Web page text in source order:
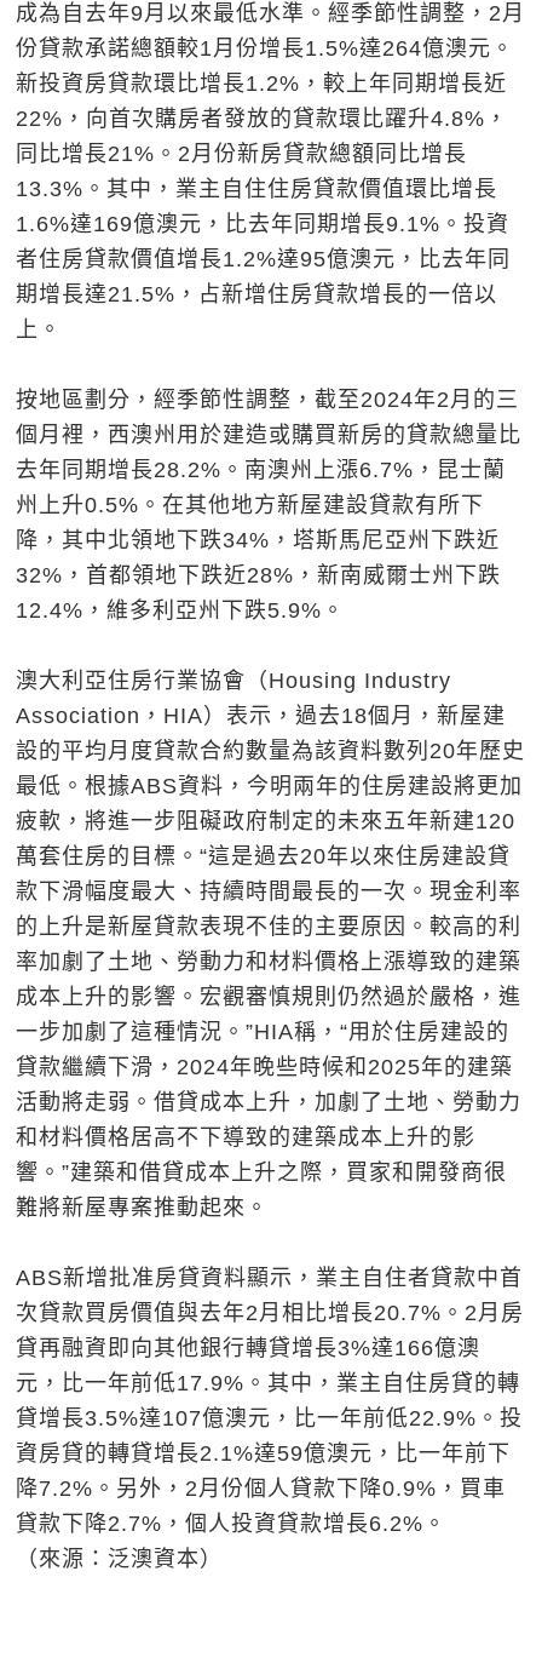
成為自去年9月以來最低水準。經季節性調整，2月
份貸款承諾總額較1月份增長1.5%達264億澳元。
新投資房貸款環比增長1.2%，較上年同期增長近
22%，向首次購房者發放的貸款環比躍升4.8%，
同比增長21%。2月份新房貸款總額同比增長
13.3%。其中，業主自住住房貸款價值環比增長
1.6%達169億澳元，比去年同期增長9.1%。投資
者住房貸款價值增長1.2%達95億澳元，比去年同
期增長達21.5%，占新增住房貸款增長的一倍以
上。
按地區劃分，經季節性調整，截至2024年2月的三
個月裡，西澳州用於建造或購買新房的貸款總量比
去年同期增長28.2%。南澳州上漲6.7%，昆士蘭
州上升0.5%。在其他地方新屋建設貸款有所下
降，其中北領地下跌34%，塔斯馬尼亞州下跌近
32%，首都領地下跌近28%，新南威爾士州下跌
12.4%，維多利亞州下跌5.9%。
澳大利亞住房行業協會（Housing Industry
Association，HIA）表示，過去18個月，新屋建
設的平均月度貸款合約數量為該資料數列20年歷史
最低。根據ABS資料，今明兩年的住房建設將更加
疲軟，將進一步阻礙政府制定的未來五年新建120
萬套住房的目標。“這是過去20年以來住房建設貸
款下滑幅度最大、持續時間最長的一次。現金利率
的上升是新屋貸款表現不佳的主要原因。較高的利
率加劇了土地、勞動力和材料價格上漲導致的建築
成本上升的影響。宏觀審慎規則仍然過於嚴格，進
一步加劇了這種情況。”HIA稱，“用於住房建設的
貸款繼續下滑，2024年晚些時候和2025年的建築
活動將走弱。借貸成本上升，加劇了土地、勞動力
和材料價格居高不下導致的建築成本上升的影
響。”建築和借貸成本上升之際，買家和開發商很
難將新屋專案推動起來。
ABS新增批准房貸資料顯示，業主自住者貸款中首
次貸款買房價值與去年2月相比增長20.7%。2月房
貸再融資即向其他銀行轉貸增長3%達166億澳
元，比一年前低17.9%。其中，業主自住房貸的轉
貸增長3.5%達107億澳元，比一年前低22.9%。投
資房貸的轉貸增長2.1%達59億澳元，比一年前下
降7.2%。另外，2月份個人貸款下降0.9%，買車
貸款下降2.7%，個人投資貸款增長6.2%。
（來源：泛澳資本）